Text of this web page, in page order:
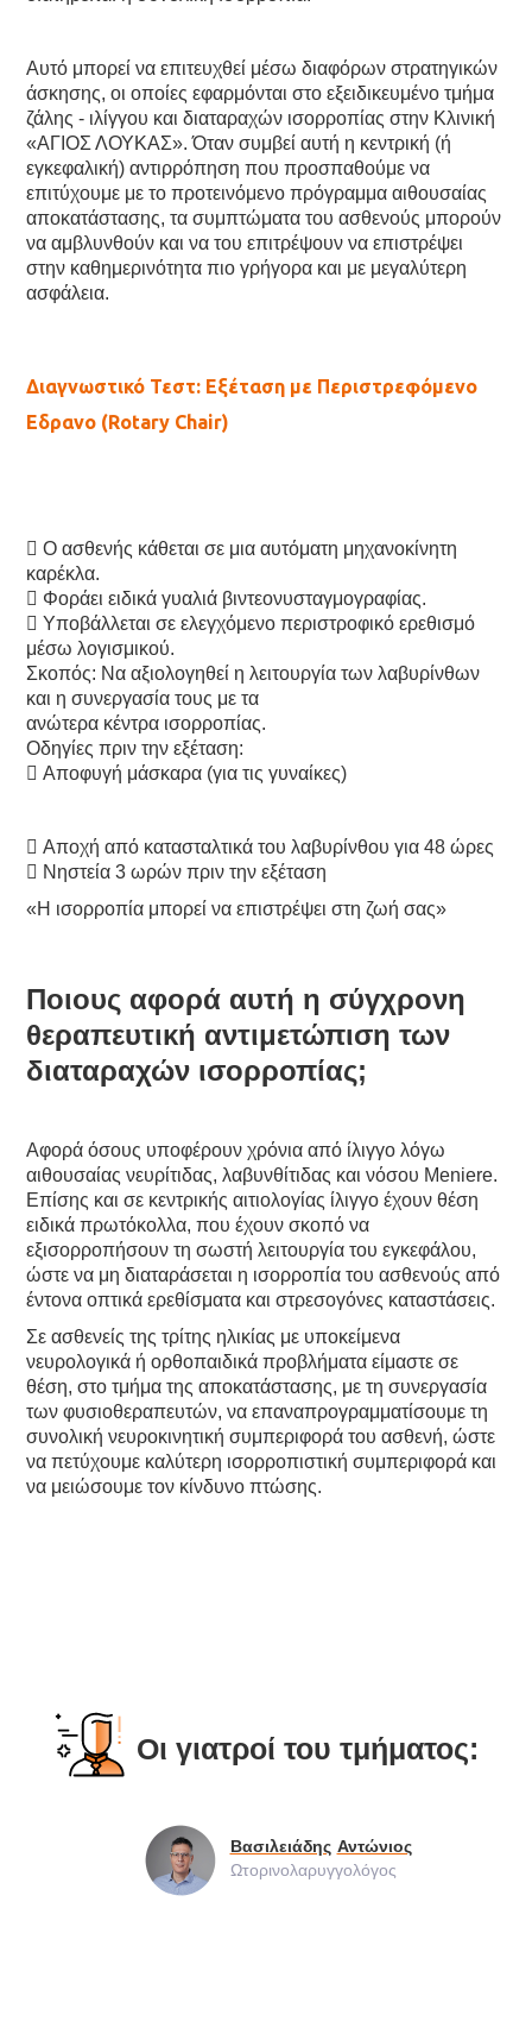
Αυτό μπορεί να επιτευχθεί μέσω διαφόρων στρατηγικών
άσκησης, οι οποίες εφαρμόνται στο εξειδικευμένο τμήμα
ζάλης - ιλίγγου και διαταραχών ισορροπίας στην Κλινική
«ΑΓΙΟΣ ΛΟΥΚΑΣ». Όταν συμβεί αυτή η κεντρική (ή
εγκεφαλική) αντιρρόπηση που προσπαθούμε να
επιτύχουμε με το προτεινόμενο πρόγραμμα αιθουσαίας
αποκατάστασης, τα συμπτώματα του ασθενούς μπορούν
να αμβλυνθούν και να του επιτρέψουν να επιστρέψει
στην καθημερινότητα πιο γρήγορα και με μεγαλύτερη
ασφάλεια.
Διαγνωστικό Τεστ: Εξέταση με Περιστρεφόμενο
Εδρανο (Rotary Chair)
 Ο ασθενής κάθεται σε μια αυτόματη μηχανοκίνητη
καρέκλα.
 Φοράει ειδικά γυαλιά βιντεονυσταγμογραφίας.
 Υποβάλλεται σε ελεγχόμενο περιστροφικό ερεθισμό
μέσω λογισμικού.
Σκοπός: Να αξιολογηθεί η λειτουργία των λαβυρίνθων
και η συνεργασία τους με τα
ανώτερα κέντρα ισορροπίας.
Οδηγίες πριν την εξέταση:
 Αποφυγή μάσκαρα (για τις γυναίκες)
 Αποχή από κατασταλτικά του λαβυρίνθου για 48 ώρες
 Νηστεία 3 ωρών πριν την εξέταση
«Η ισορροπία μπορεί να επιστρέψει στη ζωή σας»
Ποιους αφορά αυτή η σύγχρονη
θεραπευτική αντιμετώπιση των
διαταραχών ισορροπίας;
Αφορά όσους υποφέρουν χρόνια από ίλιγγο λόγω
αιθουσαίας νευρίτιδας, λαβυνθίτιδας και νόσου Meniere.
Επίσης και σε κεντρικής αιτιολογίας ίλιγγο έχουν θέση
ειδικά πρωτόκολλα, που έχουν σκοπό να
εξισορροπήσουν τη σωστή λειτουργία του εγκεφάλου,
ώστε να μη διαταράσεται η ισορροπία του ασθενούς από
έντονα οπτικά ερεθίσματα και στρεσογόνες καταστάσεις.
Σε ασθενείς της τρίτης ηλικίας με υποκείμενα
νευρολογικά ή ορθοπαιδικά προβλήματα είμαστε σε
θέση, στο τμήμα της αποκατάστασης, με τη συνεργασία
των φυσιοθεραπευτών, να επαναπρογραμματίσουμε τη
συνολική νευροκινητική συμπεριφορά του ασθενή, ώστε
να πετύχουμε καλύτερη ισορροπιστική συμπεριφορά και
να μειώσουμε τον κίνδυνο πτώσης.
Οι γιατροί του τμήματος:
Βασιλειάδης Αντώνιος
Ωτορινολαρυγγολόγος